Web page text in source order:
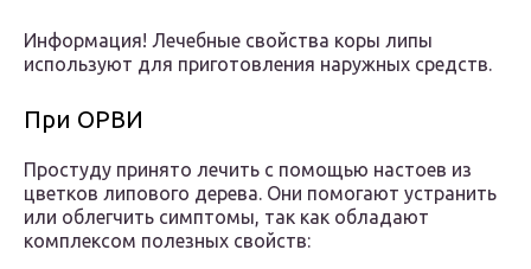
Информация! Лечебные свойства коры липы
используют для приготовления наружных средств.
При ОРВИ
Простуду принято лечить с помощью настоев из
цветков липового дерева. Они помогают устранить
или облегчить симптомы, так как обладают
комплексом полезных свойств: